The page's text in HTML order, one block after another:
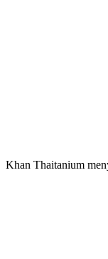
Khan Thaitanium